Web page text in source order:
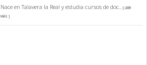
Nace en Talavera la Real y estudia cursos de doc... [ LEER
MÁS ]